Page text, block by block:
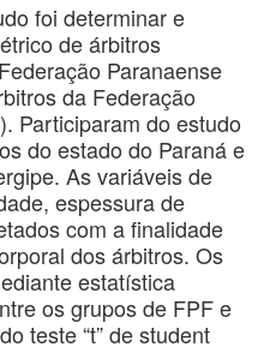
foi determinar e
de árbitros
Paranaense
da Federação
Participaram do estudo
do estado do Paraná e
As variáveis de
espessura de
com a finalidade
dos árbitros. Os
estatística
os grupos de FPF e
teste “t” de student